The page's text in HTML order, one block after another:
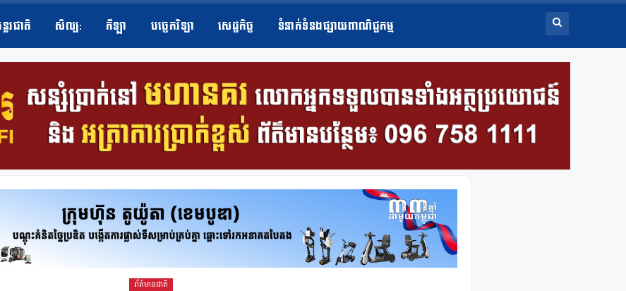
តរជាតិ សិល្ប​: កីឡា បច្ចេកវិទ្យា សេដ្ឋកិច្ច ទំនាក់ទំនងផ្សាយពាណិជ្ជកម្ម
ព័ត៌មានជាតិ